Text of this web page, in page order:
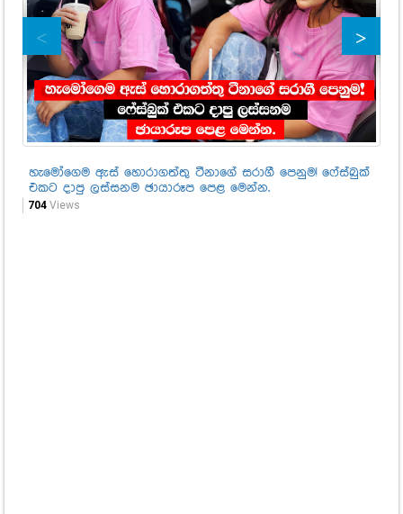
හැමෝගෙම ඇස් හොරාගත්තු ටීනාගේ සරාගී පෙනුම! ෆේස්බුක්
එකට දාපු ලස්සනම ඡායාරූප පෙළ මෙන්න.
704 Views